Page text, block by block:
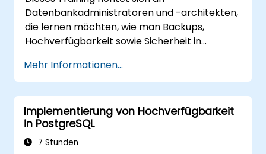
Datenbankadministratoren und -architekten,
die lernen möchten, wie man Backups,
Hochverfügbarkeit sowie Sicherheit in
Außerdem erfahren Sie, wie Sie langsame
Abfragen erkennen, die Leistung der
Datenbank überwachen und PostgreSQL
hinsichtlich seiner Performance optimieren.
Mehr Informationen...
Implementierung von Hochverfügbarkeit
in PostgreSQL
7 Stunden